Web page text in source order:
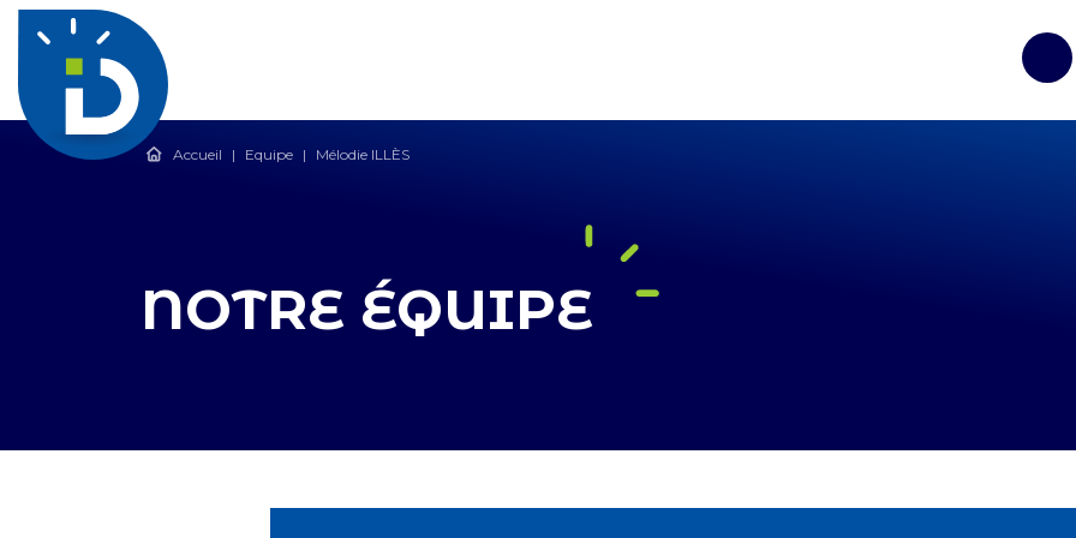
Accueil | Equipe | Mélodie ILLÈS
NOTRE ÉQUIPE